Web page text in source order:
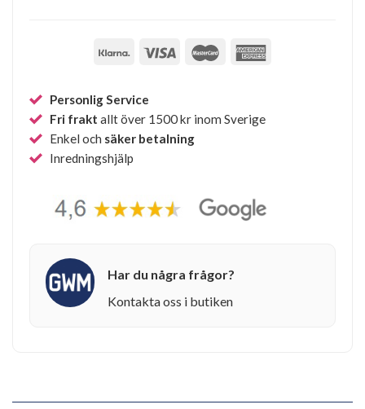
Personlig Service
Fri frakt allt över 1500 kr inom Sverige
Enkel och säker betalning
Inredningshjälp
Har du några frågor?
Kontakta oss i butiken